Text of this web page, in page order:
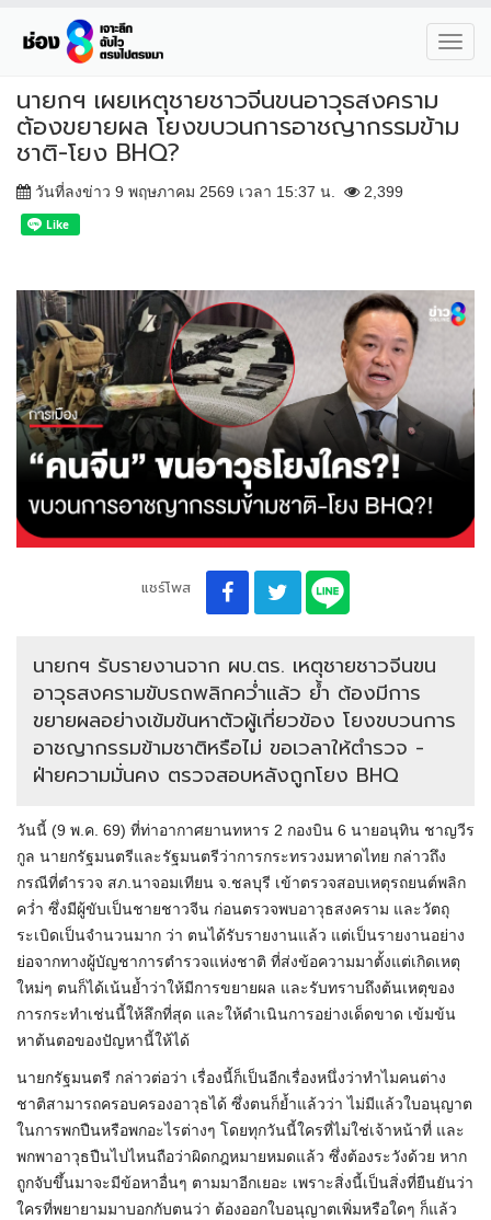
นายกฯ เผยเหตุชายชาวจีนขนอาวุธสงคราม
ต้องขยายผล โยงขบวนการอาชญากรรมข้าม
ชาติ-โยง BHQ?
วันที่ลงข่าว 9 พฤษภาคม 2569 เวลา 15:37 น. 2,399
แชร์โพส
นายกฯ รับรายงานจาก ผบ.ตร. เหตุชายชาวจีนขน
อาวุธสงครามขับรถพลิกคว่ำแล้ว ย้ำ ต้องมีการ
ขยายผลอย่างเข้มข้นหาตัวผู้เกี่ยวข้อง โยงขบวนการ
อาชญากรรมข้ามชาติหรือไม่ ขอเวลาให้ตำรวจ -
ฝ่ายความมั่นคง ตรวจสอบหลังถูกโยง BHQ
วันนี้ (9 พ.ค. 69) ที่ท่าอากาศยานทหาร 2 กองบิน 6 นายอนุทิน ชาญวีร
กูล นายกรัฐมนตรีและรัฐมนตรีว่าการกระทรวงมหาดไทย กล่าวถึง
กรณีที่ตำรวจ สภ.นาจอมเทียน จ.ชลบุรี เข้าตรวจสอบเหตุรถยนต์พลิก
คว่ำ ซึ่งมีผู้ขับเป็นชายชาวจีน ก่อนตรวจพบอาวุธสงคราม และวัตถุ
ระเบิดเป็นจำนวนมาก ว่า ตนได้รับรายงานแล้ว แต่เป็นรายงานอย่าง
ย่อจากทางผู้บัญชาการตำรวจแห่งชาติ ที่ส่งข้อความมาตั้งแต่เกิดเหตุ
ใหม่ๆ ตนก็ได้เน้นย้ำว่าให้มีการขยายผล และรับทราบถึงต้นเหตุของ
การกระทำเช่นนี้ให้ลึกที่สุด และให้ดำเนินการอย่างเด็ดขาด เข้มข้น
หาต้นตอของปัญหานี้ให้ได้
นายกรัฐมนตรี กล่าวต่อว่า เรื่องนี้ก็เป็นอีกเรื่องหนึ่งว่าทำไมคนต่าง
ชาติสามารถครอบครองอาวุธได้ ซึ่งตนก็ย้ำแล้วว่า ไม่มีแล้วใบอนุญาต
ในการพกปืนหรือพกอะไรต่างๆ โดยทุกวันนี้ใครที่ไม่ใช่เจ้าหน้าที่ และ
พกพาอาวุธปืนไปไหนถือว่าผิดกฎหมายหมดแล้ว ซึ่งต้องระวังด้วย หาก
ถูกจับขึ้นมาจะมีข้อหาอื่นๆ ตามมาอีกเยอะ เพราะสิ่งนี้เป็นสิ่งที่ยืนยันว่า
ใครที่พยายามมาบอกกับตนว่า ต้องออกใบอนุญาตเพิ่มหรือใดๆ ก็แล้ว